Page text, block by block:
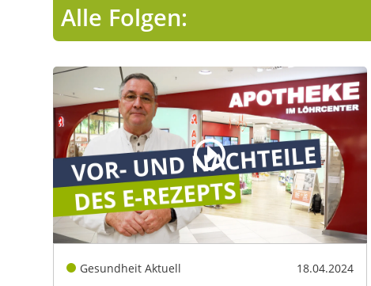
Alle Folgen:
Gesundheit Aktuell 18.04.2024